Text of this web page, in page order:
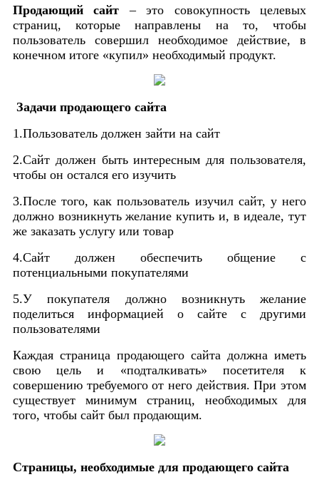
Продающий сайт – это совокупность целевых
страниц, которые направлены на то, чтобы
пользователь совершил необходимое действие, в
конечном итоге «купил» необходимый продукт.
Задачи продающего сайта
1.Пользователь должен зайти на сайт
2.Сайт должен быть интересным для пользователя,
чтобы он остался его изучить
3.После того, как пользователь изучил сайт, у него
должно возникнуть желание купить и, в идеале, тут
же заказать услугу или товар
4.Сайт должен обеспечить общение с
потенциальными покупателями
5.У покупателя должно возникнуть желание
поделиться информацией о сайте с другими
пользователями
Каждая страница продающего сайта должна иметь
свою цель и «подталкивать» посетителя к
совершению требуемого от него действия. При этом
существует минимум страниц, необходимых для
того, чтобы сайт был продающим.
Страницы, необходимые для продающего сайта